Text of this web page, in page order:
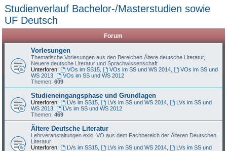
Studienverlauf Bachelor-/Masterstudien sowie
UF Deutsch
Forum
Vorlesungen
Thematische Vorlesungen aus den Bereichen Ältere deutsche Literatur,
Neuere deutsche Literatur und Sprachwissenschaft
Unterforen:
VOs im SS15 VOs im SS und WS 2014
VOs im SS und
WS 2013
VOs im SS und WS 2012
Themen:609
Studieneingangsphase und Grundlagen
Unterforen: LVs im SS15 LVs im SS und WS 2014
LVs im SS und
WS 2013
LVs im SS und WS 2012
Themen:469
Ältere Deutsche Literatur
Lehrveranstaltungen exkl. VO aus dem Fachbereich der Älteren Deutschen
Literatur
Unterforen:
LVs im SS15 LVs im SS und WS 2014
LVs im SS und